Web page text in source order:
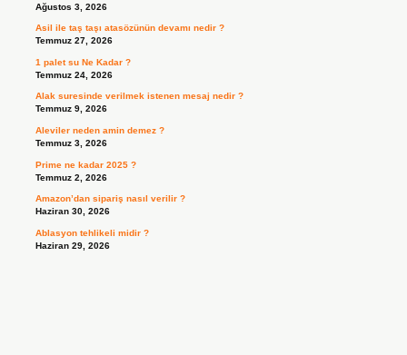
Ağustos 3, 2026
Asil ile taş taşı atasözünün devamı nedir ?
Temmuz 27, 2026
1 palet su Ne Kadar ?
Temmuz 24, 2026
Alak suresinde verilmek istenen mesaj nedir ?
Temmuz 9, 2026
Aleviler neden amin demez ?
Temmuz 3, 2026
Prime ne kadar 2025 ?
Temmuz 2, 2026
Amazon’dan sipariş nasıl verilir ?
Haziran 30, 2026
Ablasyon tehlikeli midir ?
Haziran 29, 2026